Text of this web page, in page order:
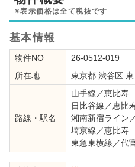
※表示価格は全て税抜です
基本情報
物件NO
26-0512-019
所在地
東京都 渋谷区 東
路線・駅名
山手線 ／恵比寿
日比谷線 ／恵比
湘南新宿ライン
埼京線 ／恵比寿
東急東横線 ／代